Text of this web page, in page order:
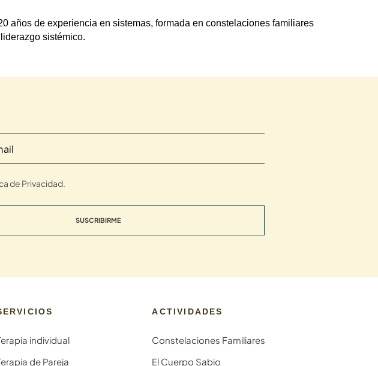
años de experiencia en sistemas, formada en constelaciones familiares
sistémico.
de Privacidad.
SUSCRIBIRME
individual
de Pareja
ACTIVIDADES
Constelaciones Familiares
El Cuerpo Sabio